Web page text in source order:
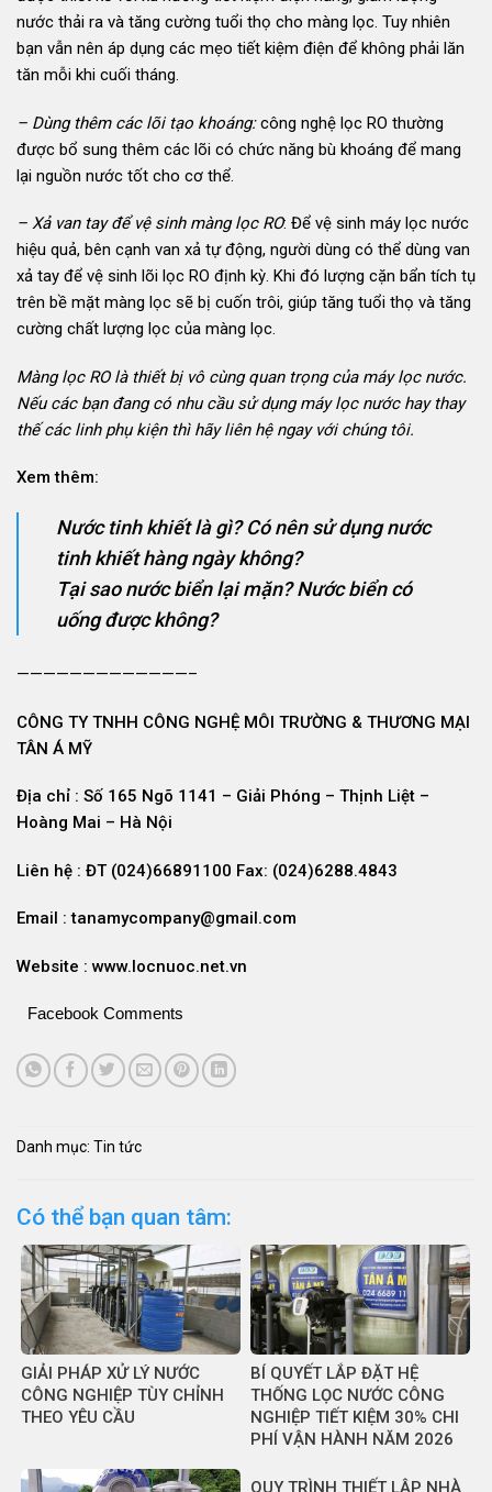
nước thải ra và tăng cường tuổi thọ cho màng lọc. Tuy nhiên
bạn vẫn nên áp dụng các mẹo tiết kiệm điện để không phải lăn
tăn mỗi khi cuối tháng.
– Dùng thêm các lõi tạo khoáng:công nghệ lọc RO thường
được bổ sung thêm các lõi có chức năng bù khoáng để mang
lại nguồn nước tốt cho cơ thể.
– Xả van tay để vệ sinh màng lọc RO: Để vệ sinh máy lọc nước
hiệu quả, bên cạnh van xả tự động, người dùng có thể dùng van
xả tay để vệ sinh lõi lọc RO định kỳ. Khi đó lượng cặn bẩn tích tụ
trên bề mặt màng lọc sẽ bị cuốn trôi, giúp tăng tuổi thọ và tăng
cường chất lượng lọc của màng lọc.
Màng lọc RO là thiết bị vô cùng quan trọng của máy lọc nước.
Nếu các bạn đang có nhu cầu sử dụng máy lọc nước hay thay
thế các linh phụ kiện thì hãy liên hệ ngay với chúng tôi.
Xem thêm:
Nước tinh khiết là gì? Có nên sử dụng nước
tinh khiết hàng ngày không?
Tại sao nước biển lại mặn? Nước biển có
uống được không?
—————————————–
CÔNG TY TNHH CÔNG NGHỆ MÔI TRƯỜNG & THƯƠNG MẠI
TÂN Á MỸ
Địa chỉ : Số 165 Ngõ 1141 – Giải Phóng – Thịnh Liệt –
Hoàng Mai – Hà Nội
Liên hệ : ĐT (024)66891100 Fax: (024)6288.4843
Email : tanamycompany@gmail.com
Website : www.locnuoc.net.vn
Facebook Comments
Danh mục: Tin tức
Có thể bạn quan tâm:
GIẢI PHÁP XỬ LÝ NƯỚC
CÔNG NGHIỆP TÙY CHỈNH
THEO YÊU CẦU
BÍ QUYẾT LẮP ĐẶT HỆ
THỐNG LỌC NƯỚC CÔNG
NGHIỆP TIẾT KIỆM 30% CHI
PHÍ VẬN HÀNH NĂM 2026
QUY TRÌNH THIẾT LẬP NHÀ